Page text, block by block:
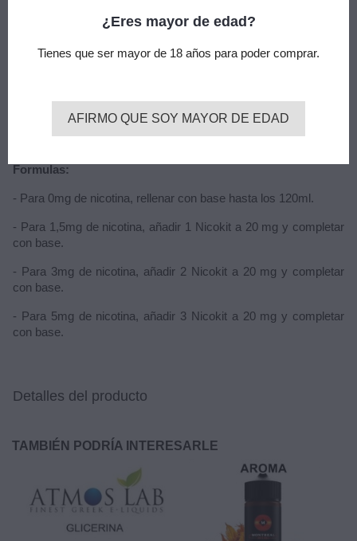
PG, VG o VPG según sea su preferencia
La mezcla es fácil y se obtiene hasta 120ml de líquido, con
diferentes concentraciones de nicotina.
Formulas:
- Para 0mg de nicotina, rellenar con base hasta los 120ml.
- Para 1,5mg de nicotina, añadir 1 Nicokit a 20 mg y completar
con base.
- Para 3mg de nicotina, añadir 2 Nicokit a 20 mg y completar
con base.
- Para 5mg de nicotina, añadir 3 Nicokit a 20 mg y completar
con base.
Detalles del producto
TAMBIÉN PODRÍA INTERESARLE
¿Eres mayor de edad?
Tienes que ser mayor de 18 años para poder comprar.
AFIRMO QUE SOY MAYOR DE EDAD